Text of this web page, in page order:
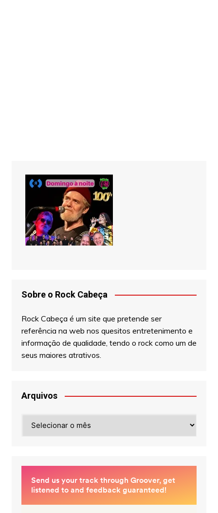
Sobre o Rock Cabeça
Rock Cabeça é um site que pretende ser
referência na web nos quesitos entretenimento e
informação de qualidade, tendo o rock como um de
seus maiores atrativos.
Arquivos